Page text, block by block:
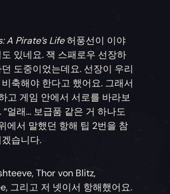
A Pirate’s Life허풍선이 이야
있네요. 잭 스패로우 선장하
도중이었는데요. 선장이 우리
축해야 한다고 했어요. 그래서
고 게임 안에서 서로를 바라보
“얼래… 보급품 같은 거 하나도
에서 말했던 항해 팁 2번을 참
습니다.
Thor von Blitz,
그리고 저 넷이서 항해했어요.